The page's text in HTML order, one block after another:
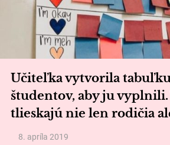
Učiteľka vytvorila
študentov, aby ju vyplnili.
tlieskajú nie len rodičia
8. apríla 2019